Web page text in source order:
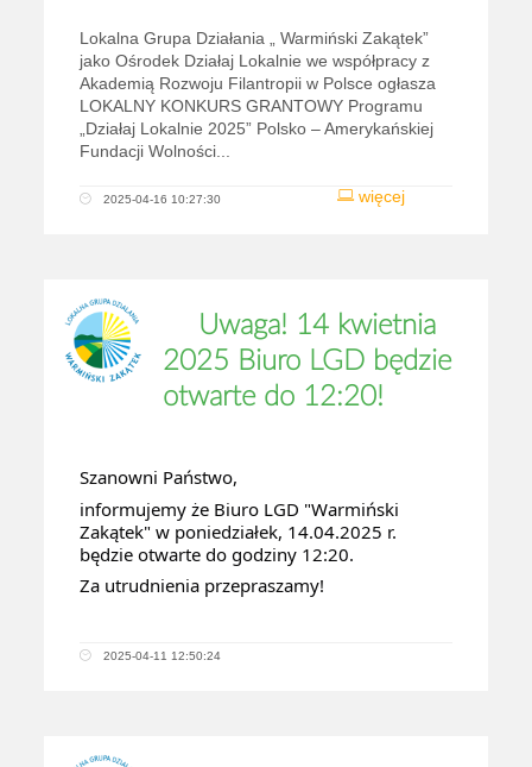
Lokalna Grupa Działania „ Warmiński Zakątek”
jako Ośrodek Działaj Lokalnie we współpracy z
Akademią Rozwoju Filantropii w Polsce ogłasza
LOKALNY KONKURS GRANTOWY Programu
„Działaj Lokalnie 2025” Polsko – Amerykańskiej
Fundacji Wolności...
więcej
2025-04-16 10:27:30
Uwaga! 14 kwietnia
2025 Biuro LGD będzie
otwarte do 12:20!
Szanowni Państwo,
informujemy że Biuro LGD "Warmiński
Zakątek" w poniedziałek, 14.04.2025 r.
będzie otwarte do godziny 12:20.
Za utrudnienia przepraszamy!
2025-04-11 12:50:24